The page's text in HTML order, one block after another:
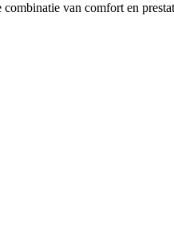
van comfort en